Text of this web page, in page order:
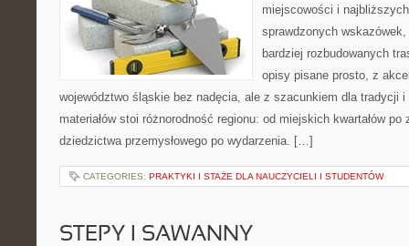
miejscowości i
sprawdzonych
bardziej rozbudowanych
opisy pisane prosto, z
województwo śląskie bez nadęcia, ale z szacunkiem dla tradycji
materiałów stoi różnorodność regionu: od miejskich kwartałów po
dziedzictwa przemysłowego po wydarzenia. […]
CATEGORIES: PRAKTYKI I STAŻE DLA NAUCZYCIELI I STUDENTÓW
STEPY I SAWANNY